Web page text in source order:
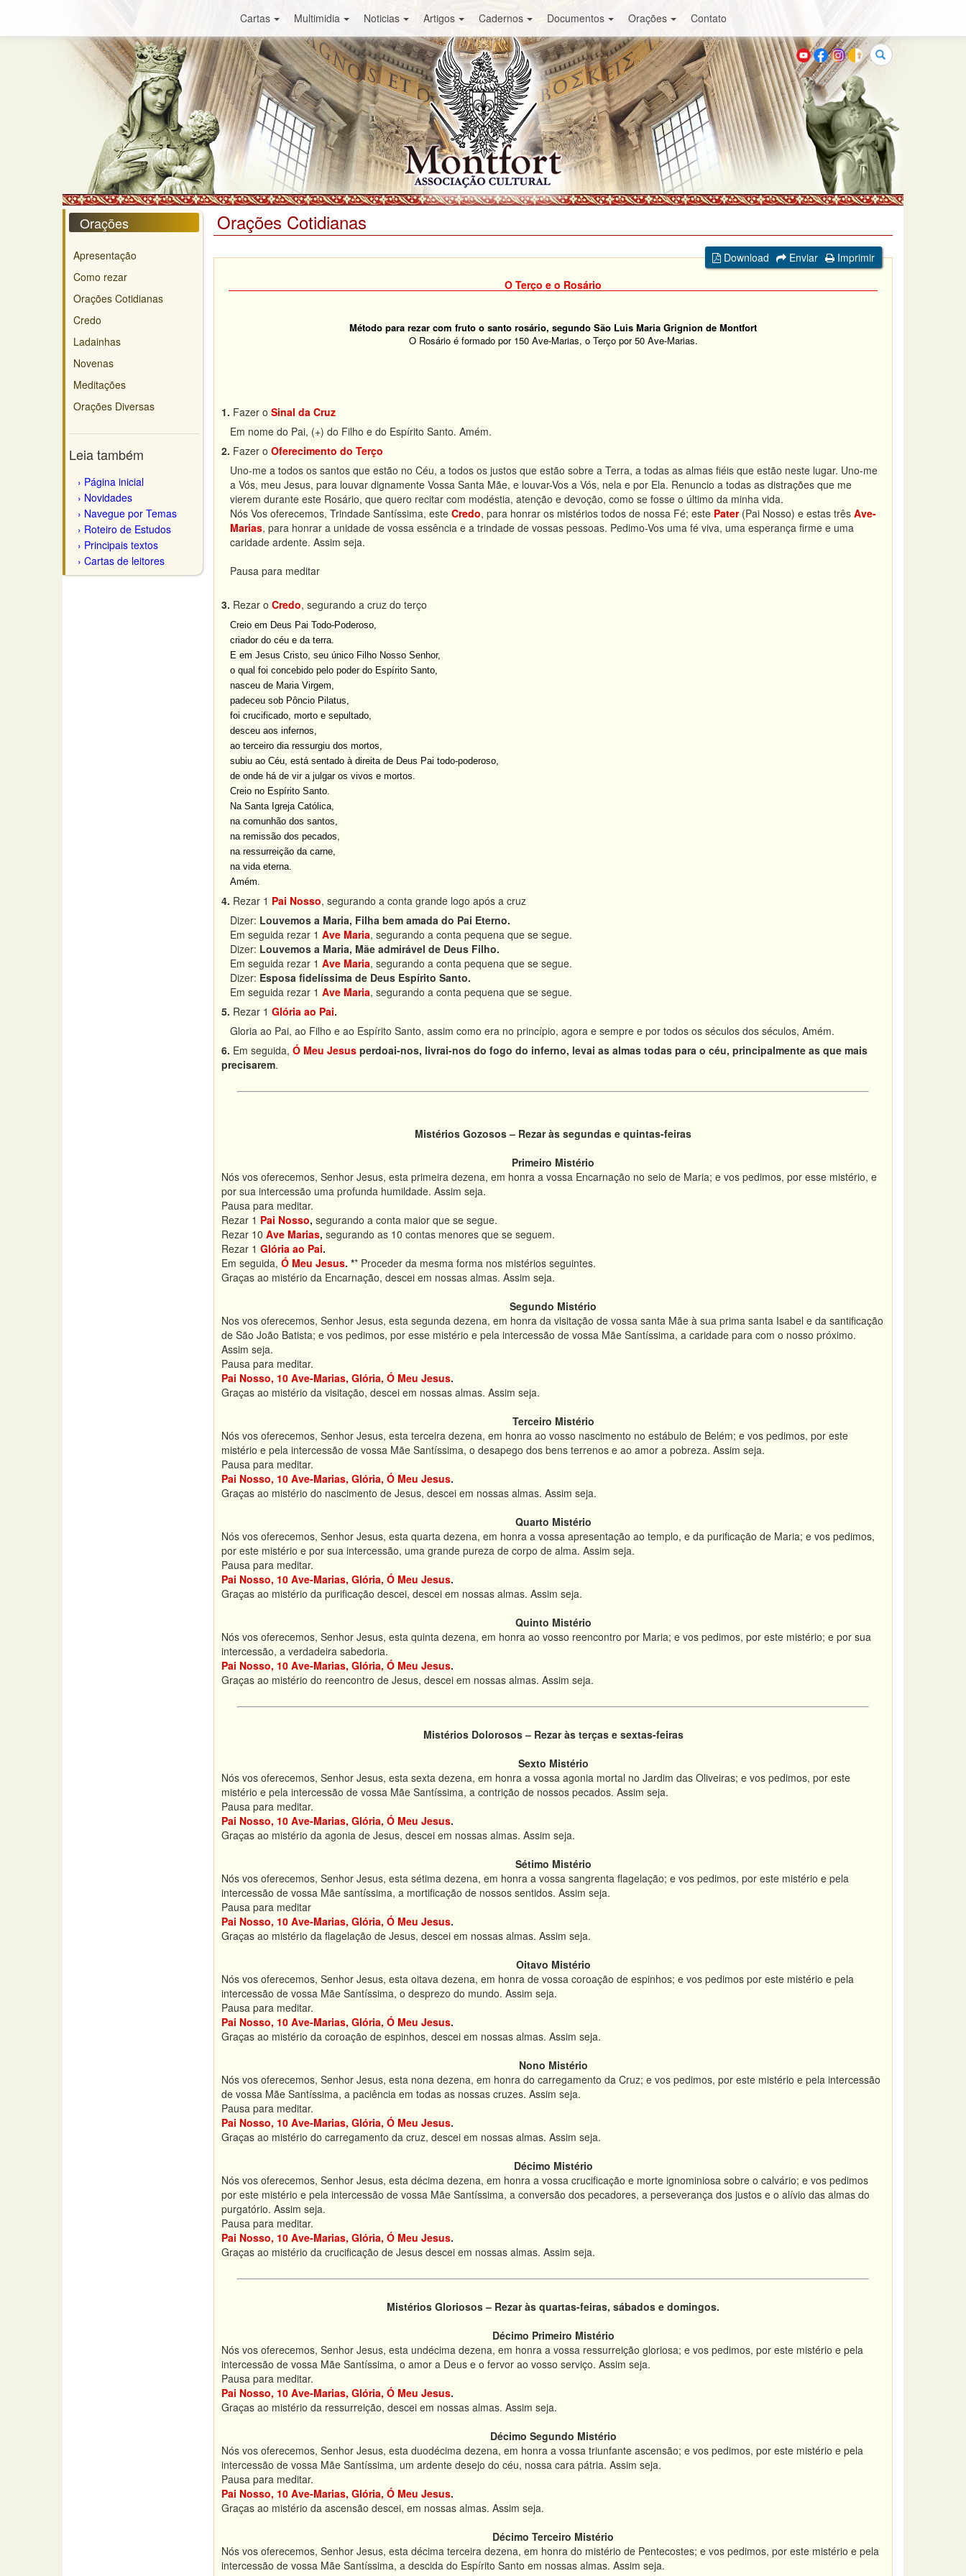
Cartas Multimidia Noticias Artigos Cadernos Documentos Orações Contato
Buscar
Orações
Apresentação
Como rezar
Orações Cotidianas
Credo
Ladainhas
Novenas
Meditações
Orações Diversas
Leia também
Página inicial
Novidades
Navegue por Temas
Roteiro de Estudos
Principais textos
Cartas de leitores
Orações Cotidianas
Download Enviar
Imprimir
O Terço e o Rosário
Método para rezar com fruto o santo rosário, segundo São Luis Maria Grignion de Montfort
O Rosário é formado por 150 Ave-Marias, o Terço por 50 Ave-Marias.
1. Fazer o Sinal da Cruz
Em nome do Pai, (+) do Filho e do Espírito Santo. Amém.
2. Fazer o Oferecimento do Terço
Uno-me a todos os santos que estão no Céu, a todos os justos que estão sobre a Terra, a todas as almas fiéis que estão neste lugar. Uno-me
a Vós, meu Jesus, para louvar dignamente Vossa Santa Mãe, e louvar-Vos a Vós, nela e por Ela. Renuncio a todas as distrações que me
vierem durante este Rosário, que quero recitar com modéstia, atenção e devoção, como se fosse o último da minha vida.
Nós Vos oferecemos, Trindade Santíssima, este Credo, para honrar os mistérios todos de nossa Fé; este Pater(Pai Nosso) e estas três Ave-
Marias, para honrar a unidade de vossa essência e a trindade de vossas pessoas. Pedimo-Vos uma fé viva, uma esperança firme e uma
caridade ardente. Assim seja.
Pausa para meditar
3. Rezar o Credo, segurando a cruz do terço
Creio em Deus Pai Todo-Poderoso,
criador do céu e da terra.
E em Jesus Cristo, seu único Filho Nosso Senhor,
o qual foi concebido pelo poder do Espírito Santo,
nasceu de Maria Virgem,
padeceu sob Pôncio Pilatus,
foi crucificado, morto e sepultado,
desceu aos infernos,
ao terceiro dia ressurgiu dos mortos,
subiu ao Céu, está sentado à direita de Deus Pai todo-poderoso,
de onde há de vir a julgar os vivos e mortos.
Creio no Espírito Santo.
Na Santa Igreja Católica,
na comunhão dos santos,
na remissão dos pecados,
na ressurreição da carne,
na vida eterna.
Amém.
4. Rezar 1 Pai Nosso, segurando a conta grande logo após a cruz
Dizer: Louvemos a Maria, Filha bem amada do Pai Eterno.
Em seguida rezar 1 Ave Maria, segurando a conta pequena que se segue.
Dizer: Louvemos a Maria, Mãe admirável de Deus Filho.
Em seguida rezar 1 Ave Maria, segurando a conta pequena que se segue.
Dizer: Esposa fidelíssima de Deus Espírito Santo.
Em seguida rezar 1 Ave Maria, segurando a conta pequena que se segue.
5. Rezar 1 Glória ao Pai.
Gloria ao Pai, ao Filho e ao Espírito Santo, assim como era no princípio, agora e sempre e por todos os séculos dos séculos, Amém.
6. Em seguida, Ó Meu Jesus perdoai-nos, livrai-nos do fogo do inferno, levai as almas todas para o céu, principalmente as que mais
precisarem.
Mistérios Gozosos – Rezar às segundas e quintas-feiras
Primeiro Mistério
Nós vos oferecemos, Senhor Jesus, esta primeira dezena, em honra a vossa Encarnação no seio de Maria; e vos pedimos, por esse mistério, e
por sua intercessão uma profunda humildade. Assim seja.
Pausa para meditar.
Rezar 1 Pai Nosso, segurando a conta maior que se segue.
Rezar 10 Ave Marias, segurando as 10 contas menores que se seguem.
Rezar 1 Glória ao Pai.
Em seguida, Ó Meu Jesus. ** Proceder da mesma forma nos mistérios seguintes.
Graças ao mistério da Encarnação, descei em nossas almas. Assim seja.
Segundo Mistério
Nos vos oferecemos, Senhor Jesus, esta segunda dezena, em honra da visitação de vossa santa Mãe à sua prima santa Isabel e da santificação
de São João Batista; e vos pedimos, por esse mistério e pela intercessão de vossa Mãe Santíssima, a caridade para com o nosso próximo.
Assim seja.
Pausa para meditar.
Pai Nosso, 10 Ave-Marias, Glória, Ó Meu Jesus.
Graças ao mistério da visitação, descei em nossas almas. Assim seja.
Terceiro Mistério
Nós vos oferecemos, Senhor Jesus, esta terceira dezena, em honra ao vosso nascimento no estábulo de Belém; e vos pedimos, por este
mistério e pela intercessão de vossa Mãe Santíssima, o desapego dos bens terrenos e ao amor a pobreza. Assim seja.
Pausa para meditar.
Pai Nosso, 10 Ave-Marias, Glória, Ó Meu Jesus.
Graças ao mistério do nascimento de Jesus, descei em nossas almas. Assim seja.
Quarto Mistério
Nós vos oferecemos, Senhor Jesus, esta quarta dezena, em honra a vossa apresentação ao templo, e da purificação de Maria; e vos pedimos,
por este mistério e por sua intercessão, uma grande pureza de corpo de alma. Assim seja.
Pausa para meditar.
Pai Nosso, 10 Ave-Marias, Glória, Ó Meu Jesus.
Graças ao mistério da purificação descei, descei em nossas almas. Assim seja.
Quinto Mistério
Nós vos oferecemos, Senhor Jesus, esta quinta dezena, em honra ao vosso reencontro por Maria; e vos pedimos, por este mistério; e por sua
intercessão, a verdadeira sabedoria.
Pai Nosso, 10 Ave-Marias, Glória, Ó Meu Jesus.
Graças ao mistério do reencontro de Jesus, descei em nossas almas. Assim seja.
Mistérios Dolorosos – Rezar às terças e sextas-feiras
Sexto Mistério
Nós vos oferecemos, Senhor Jesus, esta sexta dezena, em honra a vossa agonia mortal no Jardim das Oliveiras; e vos pedimos, por este
mistério e pela intercessão de vossa Mãe Santíssima, a contrição de nossos pecados. Assim seja.
Pausa para meditar.
Pai Nosso, 10 Ave-Marias, Glória, Ó Meu Jesus.
Graças ao mistério da agonia de Jesus, descei em nossas almas. Assim seja.
Sétimo Mistério
Nós vos oferecemos, Senhor Jesus, esta sétima dezena, em honra a vossa sangrenta flagelação; e vos pedimos, por este mistério e pela
intercessão de vossa Mãe santíssima, a mortificação de nossos sentidos. Assim seja.
Pausa para meditar
Pai Nosso, 10 Ave-Marias, Glória, Ó Meu Jesus.
Graças ao mistério da flagelação de Jesus, descei em nossas almas. Assim seja.
Oitavo Mistério
Nós vos oferecemos, Senhor Jesus, esta oitava dezena, em honra de vossa coroação de espinhos; e vos pedimos por este mistério e pela
intercessão de vossa Mãe Santíssima, o desprezo do mundo. Assim seja.
Pausa para meditar.
Pai Nosso, 10 Ave-Marias, Glória, Ó Meu Jesus.
Graças ao mistério da coroação de espinhos, descei em nossas almas. Assim seja.
Nono Mistério
Nós vos oferecemos, Senhor Jesus, esta nona dezena, em honra do carregamento da Cruz; e vos pedimos, por este mistério e pela intercessão
de vossa Mãe Santíssima, a paciência em todas as nossas cruzes. Assim seja.
Pausa para meditar.
Pai Nosso, 10 Ave-Marias, Glória, Ó Meu Jesus.
Graças ao mistério do carregamento da cruz, descei em nossas almas. Assim seja.
Décimo Mistério
Nós vos oferecemos, Senhor Jesus, esta décima dezena, em honra a vossa crucificação e morte ignominiosa sobre o calvário; e vos pedimos
por este mistério e pela intercessão de vossa Mãe Santíssima, a conversão dos pecadores, a perseverança dos justos e o alívio das almas do
purgatório. Assim seja.
Pausa para meditar.
Pai Nosso, 10 Ave-Marias, Glória, Ó Meu Jesus.
Graças ao mistério da crucificação de Jesus descei em nossas almas. Assim seja.
Mistérios Gloriosos – Rezar às quartas-feiras, sábados e domingos.
Décimo Primeiro Mistério
Nós vos oferecemos, Senhor Jesus, esta undécima dezena, em honra a vossa ressurreição gloriosa; e vos pedimos, por este mistério e pela
intercessão de vossa Mãe Santíssima, o amor a Deus e o fervor ao vosso serviço. Assim seja.
Pausa para meditar.
Pai Nosso, 10 Ave-Marias, Glória, Ó Meu Jesus.
Graças ao mistério da ressurreição, descei em nossas almas. Assim seja.
Décimo Segundo Mistério
Nós vos oferecemos, Senhor Jesus, esta duodécima dezena, em honra a vossa triunfante ascensão; e vos pedimos, por este mistério e pela
intercessão de vossa Mãe Santíssima, um ardente desejo do céu, nossa cara pátria. Assim seja.
Pausa para meditar.
Pai Nosso, 10 Ave-Marias, Glória, Ó Meu Jesus.
Graças ao mistério da ascensão descei, em nossas almas. Assim seja.
Décimo Terceiro Mistério
Nós vos oferecemos, Senhor Jesus, esta décima terceira dezena, em honra do mistério de Pentecostes; e vos pedimos, por este mistério e pela
intercessão de vossa Mãe Santíssima, a descida do Espírito Santo em nossas almas. Assim seja.